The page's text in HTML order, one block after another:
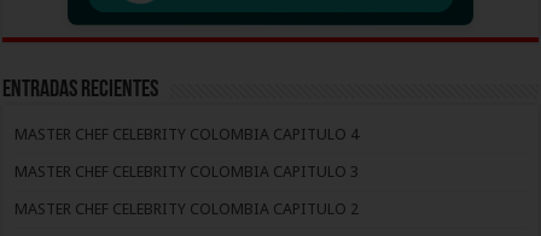
Entradas recientes
MASTER CHEF CELEBRITY COLOMBIA CAPITULO 4
MASTER CHEF CELEBRITY COLOMBIA CAPITULO 3
MASTER CHEF CELEBRITY COLOMBIA CAPITULO 2